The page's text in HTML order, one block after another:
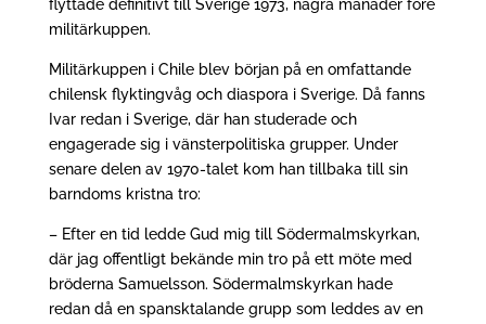
flyttade definitivt till Sverige 1973, några månader före
militärkuppen.
Militärkuppen i Chile blev början på en omfattande
chilensk flyktingvåg och diaspora i Sverige. Då fanns
Ivar redan i Sverige, där han studerade och
engagerade sig i vänsterpolitiska grupper. Under
senare delen av 1970-talet kom han tillbaka till sin
barndoms kristna tro:
– Efter en tid ledde Gud mig till Södermalmskyrkan,
där jag offentligt bekände min tro på ett möte med
bröderna Samuelsson. Södermalmskyrkan hade
redan då en spansktalande grupp som leddes av en